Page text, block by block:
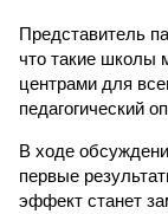
Представитель
что такие школы
центрами для
педагогический
В ходе
первые
эффект станет